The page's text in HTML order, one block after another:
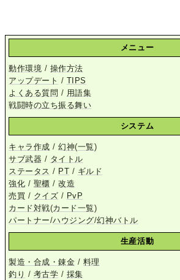
メニュー
動作環境 / 操作方法
アップデート / TIPS
よくある質問 / 用語集
戦闘時の立ち振る舞い
システム
キャラ作成 /幻神(一覧)
サブ武器 / タイトル
ステータス / PT / ギルド
強化 / 聖櫃 /改造
売買 / クイズ / PvP
カード対戦(カード一覧)
パートナー/ハウジング/幻神バトル
生産活動
製造・合成・錬金 / 料理
釣り / 考古学 / 採集